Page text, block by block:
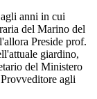
anni in cui
del Marino del
Preside prof.
giardino,
del Ministero
agli